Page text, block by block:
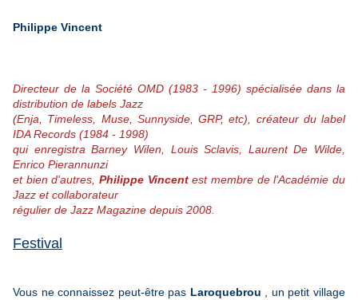
Philippe Vincent
Directeur de la Société OMD (1983 - 1996) spécialisée dans la
distribution de labels Jazz
(Enja, Timeless, Muse, Sunnyside, GRP, etc), créateur du label
IDA Records (1984 - 1998)
qui enregistra Barney Wilen, Louis Sclavis, Laurent De Wilde,
Enrico Pierannunzi
et bien d'autres, Philippe Vincentest membre de l'Académie du
Jazz et collaborateur
régulier de Jazz Magazine depuis 2008.
Festival
Vous ne connaissez peut-être pas Laroquebrou , un petit village